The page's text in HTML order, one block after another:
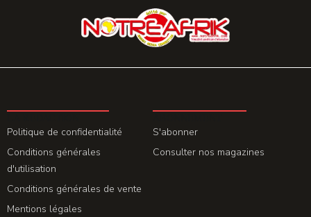
Politique de confidentialité
Conditions générales
d'utilisation
Conditions générales de vente
Mentions légales
S'abonner
Consulter nos magazines